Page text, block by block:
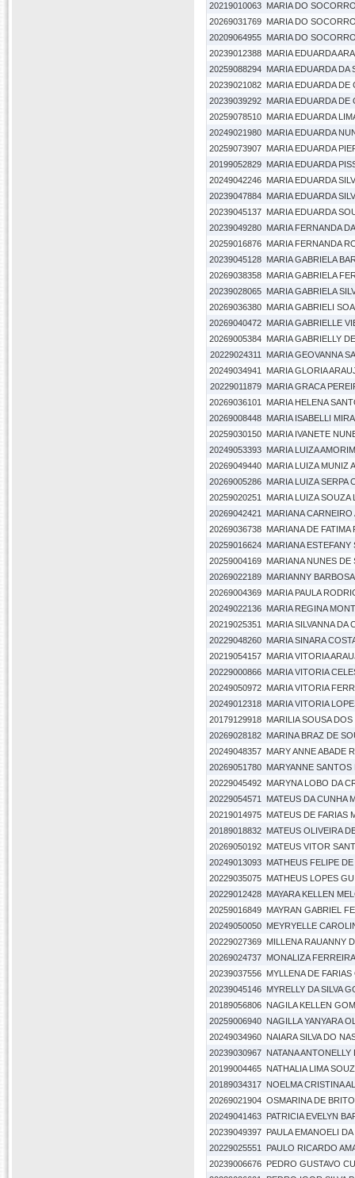
20219010063 MARIA DO
20269031769 MARIA DO
20209064955 MARIA DO
20239012388 MARIA EDUARDA
20259088294 MARIA EDUARDA DA
20239021082 MARIA EDUARDA DE
20239039292 MARIA EDUARDA DE
20259078510 MARIA EDUARDA
20249021980 MARIA EDUARDA
20259073907 MARIA EDUARDA
20199052829 MARIA EDUARDA
20249042246 MARIA EDUARDA
20239047884 MARIA EDUARDA
20239045137 MARIA EDUARDA
20239049280 MARIA FERNANDA
20259016876 MARIA FERNANDA
20239045128 MARIA GABRIELA
20269038358 MARIA GABRIELA
20239028065 MARIA GABRIELA
20269036380 MARIA GABRIELI
20269040472 MARIA GABRIELLE
20269005384 MARIA GABRIELLY
20229024311
MARIA GEOVANNA
20249034941
MARIA GLORIA
20229011879
MARIA GRACA
20269036101
MARIA HELENA
20269008448 MARIA ISABELLI
20259030150 MARIA IVANETE
20249053393 MARIA LUIZA AMORIM
20269049440 MARIA LUIZA MUNIZ
20269005286 MARIA LUIZA SERPA
20259020251
MARIA LUIZA SOUZA
20269042421
MARIANA CARNEIRO
20269036738 MARIANA DE
20259016624 MARIANA ESTEFANY
20259004169 MARIANA NUNES DE
20269022189 MARIANNY
20269004369 MARIA PAULA
20249022136 MARIA REGINA
20219025351
MARIA SILVANNA DA
20229048260 MARIA SINARA
20219054157 MARIA VITORIA
20229000866 MARIA VITORIA
20249050972 MARIA VITORIA
20249012318 MARIA VITORIA
20179129918 MARILIA SOUSA DOS
20269028182 MARINA BRAZ DE
20249048357 MARY ANNE ABADE
20269051780 MARYANNE
20229045492 MARYNA LOBO DA
20229054571
MATEUS DA CUNHA
20219014975 MATEUS DE FARIAS
20189018832 MATEUS OLIVEIRA
20269050192 MATEUS VITOR
20249013093 MATHEUS FELIPE
20229035075 MATHEUS LOPES
20229012428 MAYARA KELLEN
20259016849 MAYRAN GABRIEL
20249050050 MEYRYELLE
20229027369 MILLENA RAUANNY
20269024737 MONALIZA
20239037556 MYLLENA DE FARIAS
20239045146 MYRELLY DA SILVA
20189056806 NAGILA KELLEN
20259006940 NAGILLA YANYARA
20249034960 NAIARA SILVA DO
20239030967 NATANA
20199004465 NATHALIA LIMA
20189034317 NOELMA CRISTINA
20269021904 OSMARINA DE
20249041463 PATRICIA EVELYN
20239049397 PAULA EMANOELI
20229025551
PAULO RICARDO
20239006676 PEDRO GUSTAVO